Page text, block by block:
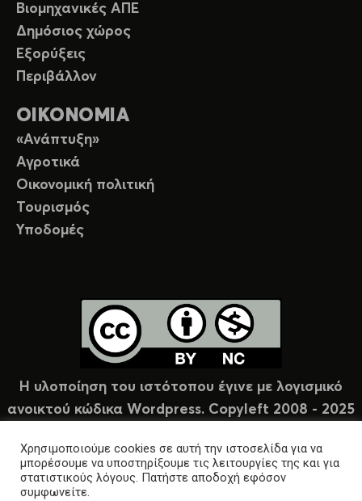
Βιομηχανικές ΑΠΕ
Δημόσιος χώρος
Εξορύξεις
Περιβάλλον
ΟΙΚΟΝΟΜΙΑ
«Ανάπτυξη»
Αγροτικά
Οικονομική πολιτική
Τουρισμός
Υποδομές
Η υλοποίηση του ιστότοπου έγινε με λογισμικό
ανοικτού κώδικα Wordpress. Copyleft 2008 - 2025
Χρησιμοποιούμε cookies σε αυτή την ιστοσελίδα για να
μπορέσουμε να υποστηρίξουμε τις λειτουργίες της και για
στατιστικούς λόγους. Πατήστε αποδοχή εφόσον
συμφωνείτε.